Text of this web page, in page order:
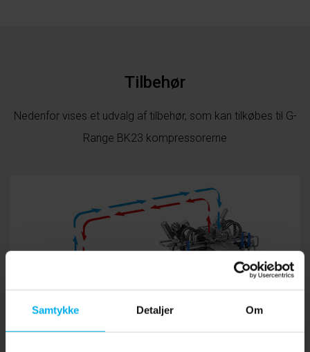
Samtykke Detaljer Om
Tilbehør
Nedenfor vises et udvalg af tilbehør, som kan tilkøbes til G-
Range BK23 kompressorerne